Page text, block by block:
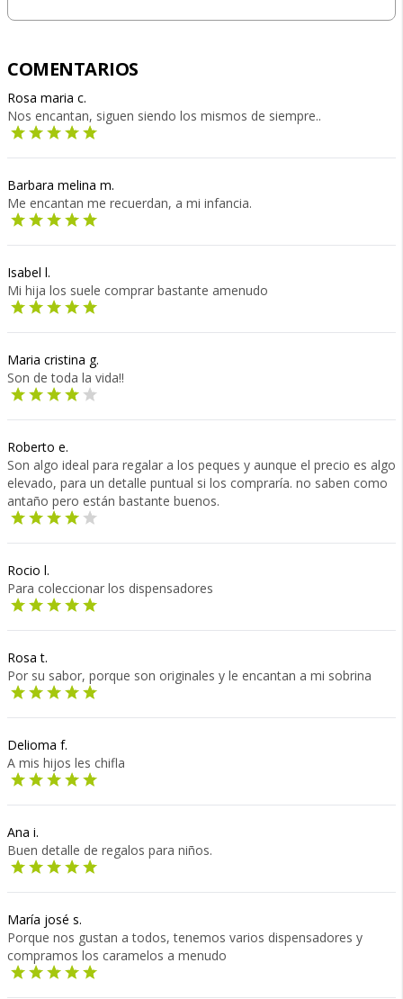
COMENTARIOS
Rosa maria c.
Nos encantan, siguen siendo los mismos de siempre..
Barbara melina m.
Me encantan me recuerdan, a mi infancia.
Isabel l.
Mi hija los suele comprar bastante amenudo
Maria cristina g.
Son de toda la vida!!
Roberto e.
Son algo ideal para regalar a los peques y aunque el precio es algo
elevado, para un detalle puntual si los compraría. no saben como
antaño pero están bastante buenos.
Rocio l.
Para coleccionar los dispensadores
Rosa t.
Por su sabor, porque son originales y le encantan a mi sobrina
Delioma f.
A mis hijos les chifla
Ana i.
Buen detalle de regalos para niños.
María josé s.
Porque nos gustan a todos, tenemos varios dispensadores y
compramos los caramelos a menudo